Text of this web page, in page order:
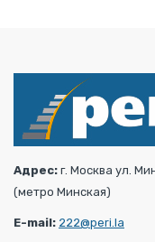
Адрес: г. Москва ул.
(метро Минская)
E-mail: 222@peri.la